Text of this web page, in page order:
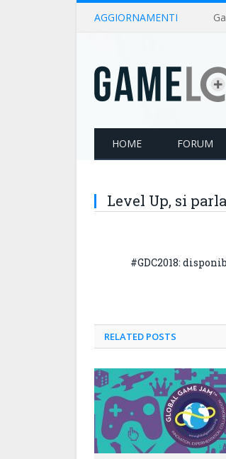
AGGIORNAMENTI
HOME FORUM
Level Up, si
#GDC2018:
RELATED POSTS